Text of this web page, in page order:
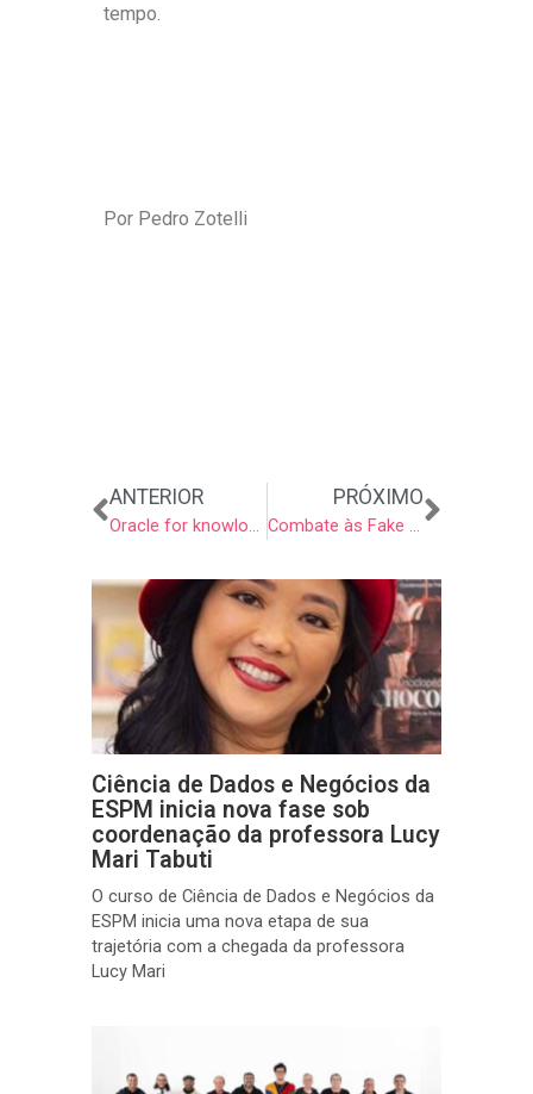
tempo.
Por Pedro Zotelli
Anterior
ANTERIOR
Oracle for knowlodge no ESPM AHEAD
PRÓXIMO
Combate às Fake News
Ciência de Dados e Negócios da
ESPM inicia nova fase sob
coordenação da professora Lucy
Mari Tabuti
O curso de Ciência de Dados e Negócios da
ESPM inicia uma nova etapa de sua
trajetória com a chegada da professora
Lucy Mari